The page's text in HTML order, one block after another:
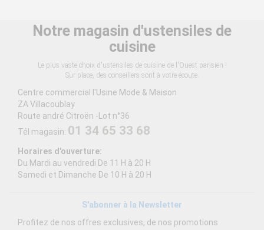
Notre magasin d'ustensiles de
cuisine
Le plus vaste choix d'ustensiles de cuisine de l'Ouest parisien !
Sur place, des conseillers sont à votre écoute.
Centre commercial l'Usine Mode & Maison
ZA Villacoublay
Route andré Citroën -Lot n°36
Tél magasin: 01 34 65 33 68
Horaires d'ouverture:
Du Mardi au vendredi De 11 H à 20 H
Samedi et Dimanche De 10 H à 20 H
S'abonner à la Newsletter
Profitez de nos offres exclusives, de nos promotions